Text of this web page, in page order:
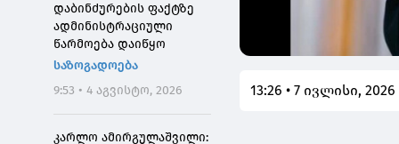
დაბინძურების ფაქტზე
ადმინისტრაციული
წარმოება დაიწყო
საზოგადოება
9:53 • 4 აგვისტო, 2026
კარლო ამირგულაშვილი:
13:26 • 7 ივლისი, 2026